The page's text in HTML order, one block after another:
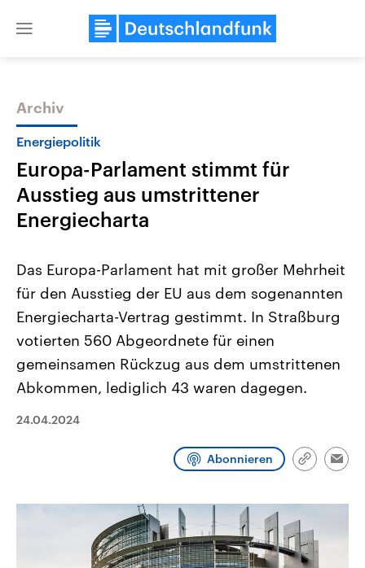
Close
Themen
2026
Alle Informationen
Sachsen-Anhalt wählt am 6.
September 2026 einen neuen
Landtag. Seit 2021 wird das
Bundesland von einer Koalition aus
CDU, SPD und FDP regiert.-
Umfragen, Prognosen,
und Hintergründe zu den Parteien
und Kandidaten der anstehenden
Aktuelle Beiträge,
Hintergründe
Wirtschaftlich und
gehören die Vereinigten
den mächtigsten Ländern
mit großem Einfluss auf
Archiv
Energiepolitik
Europa-Parlament stimmt für
Ausstieg aus umstrittener
Energiecharta
Das Europa-Parlament hat mit großer Mehrheit
für den Ausstieg der EU aus dem sogenannten
Energiecharta-Vertrag gestimmt. In Straßburg
votierten 560 Abgeordnete für einen
gemeinsamen Rückzug aus dem umstrittenen
Abkommen, lediglich 43 waren dagegen.
24.04.2024
Abonnieren
Link